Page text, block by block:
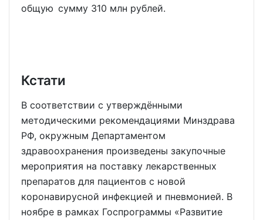
общую сумму 310 млн рублей.
Кстати
В соответствии с утверждёнными
методическими рекомендациями Минздрава
РФ, окружным Департаментом
здравоохранения произведены закупочные
мероприятия на поставку лекарственных
препаратов для пациентов с новой
коронавирусной инфекцией и пневмонией. В
ноябре в рамках Госпрограммы «Развитие